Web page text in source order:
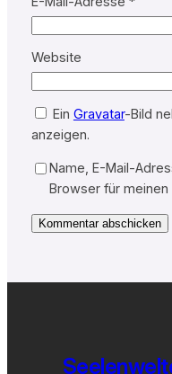
Website
Ein Gravatar-Bild
anzeigen.
Name, E-Mail-
Browser für